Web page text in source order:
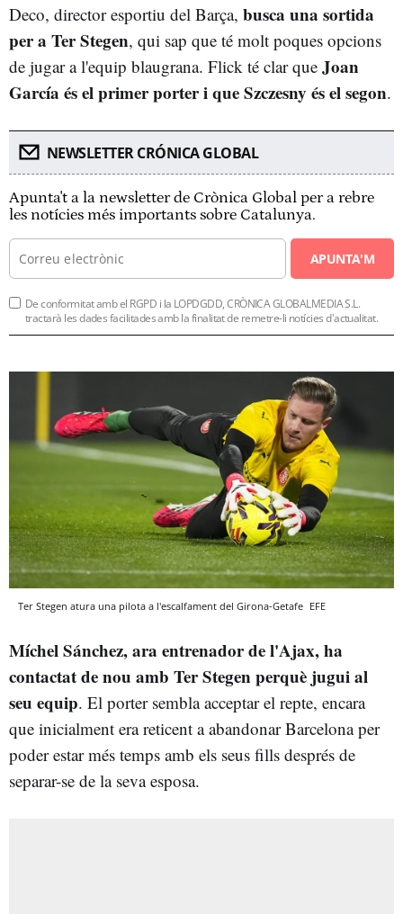
Deco, director esportiu del Barça, busca una sortida
per a Ter Stegen, qui sap que té molt poques opcions
de jugar a l'equip blaugrana. Flick té clar que Joan
García és el primer porter i que Szczesny és el segon.
NEWSLETTER CRÓNICA GLOBAL
Apunta't a la newsletter de Crònica Global per a rebre
les notícies més importants sobre Catalunya.
APUNTA'M
De conformitat amb el RGPD i la LOPDGDD, CRÒNICA GLOBALMEDIA S.L.
tractarà les dades facilitades amb la finalitat de remetre-li notícies d'actualitat.
Ter Stegen atura una pilota a l'escalfament del Girona-Getafe EFE
Míchel Sánchez, ara entrenador de l'Ajax, ha
contactat de nou amb Ter Stegen perquè jugui al
seu equip. El porter sembla acceptar el repte, encara
que inicialment era reticent a abandonar Barcelona per
poder estar més temps amb els seus fills després de
separar-se de la seva esposa.